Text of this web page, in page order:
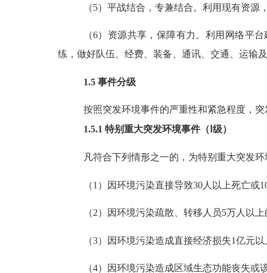
（5）平战结合，专兼结合。利用现有资源
（6）资源共享，保障有力。利用网络平
练，做好队伍、经费、装备、通讯、交通、运输
1.5 事件分级
按照突发环境事件的严重性和紧急程度，
1.5.1 特别重大突发环境事件（ Ⅰ级）
凡符合下列情形之一的，为特别重大突发
（1 ）因环境污染直接导致30人以上死亡或
（2）因环境污染疏散、转移人员5万人以上
（3）因环境污染造成直接经济损失1亿元以
（4）因环境污染造成区域生态功能丧失或